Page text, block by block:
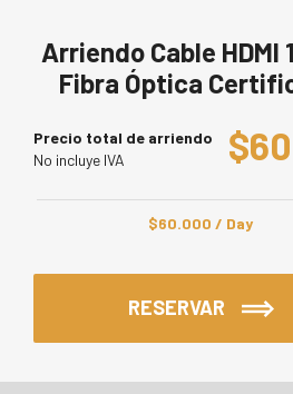
Arriendo Cable HDMI
Fibra Óptica
Precio total de arriendo
No incluye IVA
$
$60.000 / Day
RESERVAR